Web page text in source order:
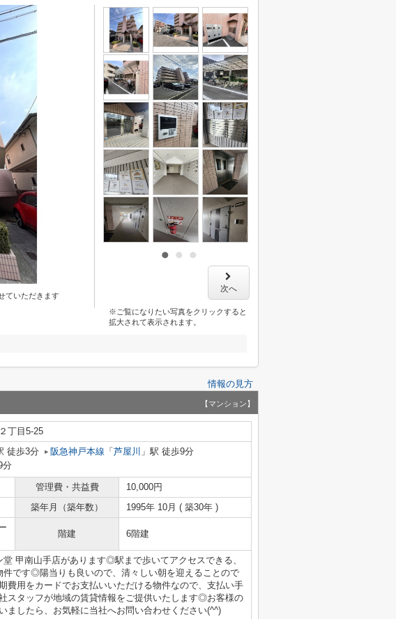
ていただきます
次へ
※ご覧になりたい写真をクリックすると
拡大されて表示されます。
情報の見方
【マンション】
２丁目5-25
徒歩3分 阪急神戸本線 「 芦屋川 」駅 徒歩9分
分
管理費・共益費
10,000円
築年月（築年数） 1995年 10月 ( 築30年 )
階建 6階建
甲南山手店があります◎駅まで歩いてアクセスできる、
件です◎陽当りも良いので、清々しい朝を迎えることので
費用をカードでお支払いいただける物件なので、支払い手
スタッフが地域の賃貸情報をご提供いたします◎お客様の
ましたら、お気軽に当社へお問い合わせください(^^)